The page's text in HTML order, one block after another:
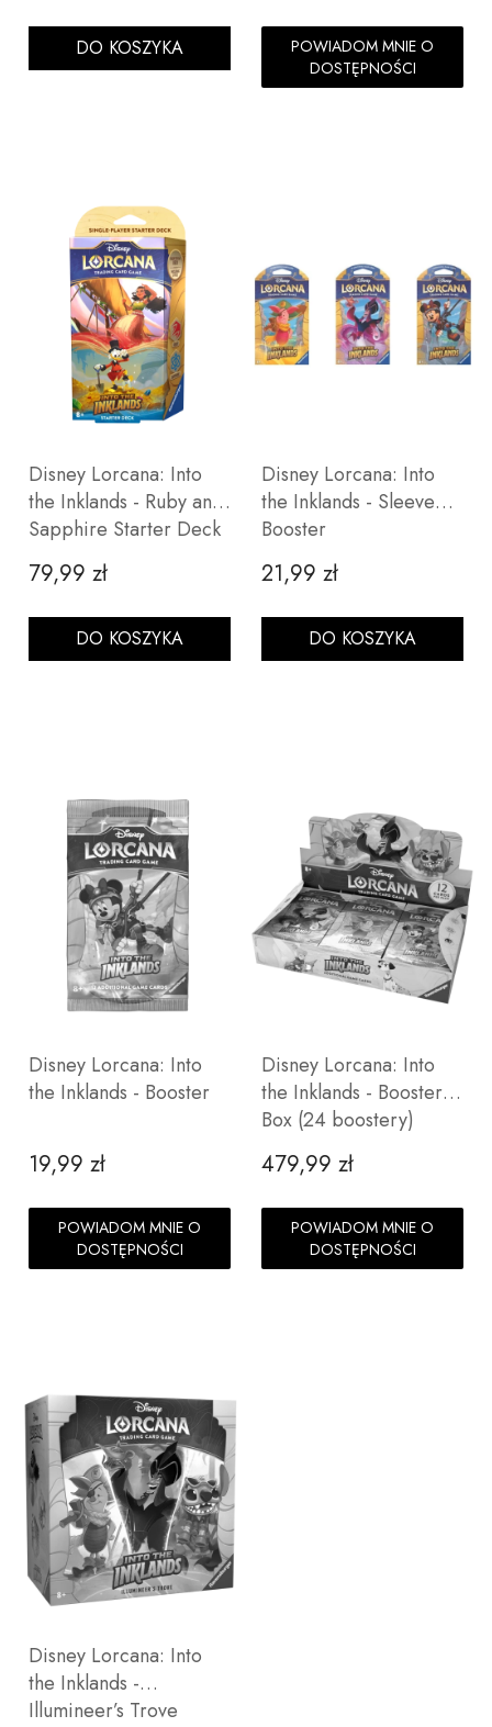
DO KOSZYKA
POWIADOM MNIE O
DOSTĘPNOŚCI
Disney Lorcana: Into
the Inklands - Ruby and
Sapphire Starter Deck
Cena
79,99 zł
DO KOSZYKA
Disney Lorcana: Into
the Inklands - Sleeved
Booster
Cena
21,99 zł
DO KOSZYKA
Disney Lorcana: Into
the Inklands - Booster
Cena
19,99 zł
POWIADOM MNIE O
DOSTĘPNOŚCI
Disney Lorcana: Into
the Inklands - Booster
Box (24 boostery)
Cena
479,99 zł
POWIADOM MNIE O
DOSTĘPNOŚCI
Disney Lorcana: Into
the Inklands -
Illumineer’s Trove